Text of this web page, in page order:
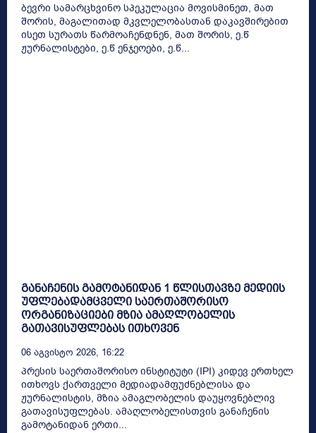
ბევრი სამარცხვინო სპეკულაცია მოვისმინეთ, მათ
შორის, მაგალითად მკვლელობასთან დაკავშირებით
ისეთ სურათს წარმოაჩენდნენ, მათ შორის, ე.წ
ჟურნალისტები, ე.წ ენჯეოები, ე.წ...
განაჩენის გამოტანიდან 1 წლისთავზე მედიის
უფლებადამცველი საერთაშორისო
ორგანიზაციები მზია ამაღლობელის
გათავისუფლებას ითხოვენ
06 Აგვისტო 2026, 16:22
პრესის საერთაშორისო ინსტიტუტი (IPI) კიდევ ერთხელ
ითხოვს ქართველი მედიადამფუძნებლისა და
ჟურნალისტის, მზია ამაგლობელის დაუყოვნებლივ
გათავისუფლებას. ამაღლობელისთვის განაჩენის
გამოტანიდან ერთი...